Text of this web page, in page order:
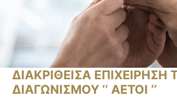
ΔΙΑΚΡΙΘΕΙΣΑ ΕΠΙΧΕΙΡΗΣΗ
ΔΙΑΓΩΝΙΣΜΟΥ ‘’ ΑΕΤΟΙ ‘’